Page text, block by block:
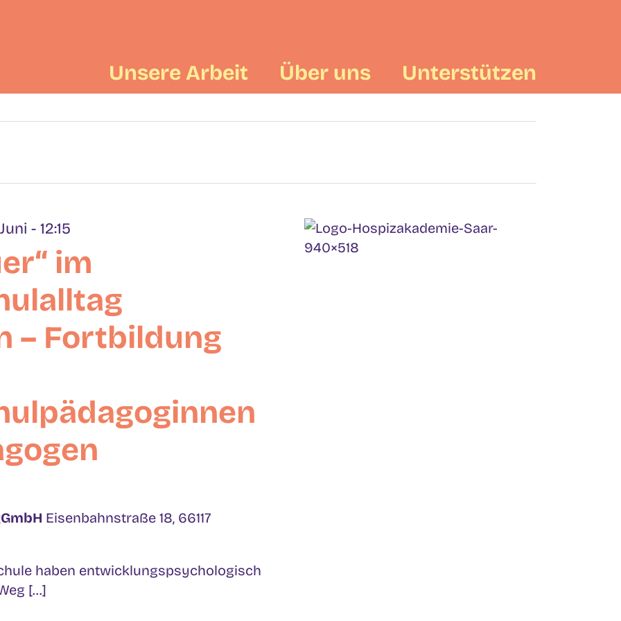
Unsere Arbeit Über uns Unterstützen
im
– Fortbildung
- 12:15
Eisenbahnstraße 18, 66117
haben entwicklungspsychologisch
[...]